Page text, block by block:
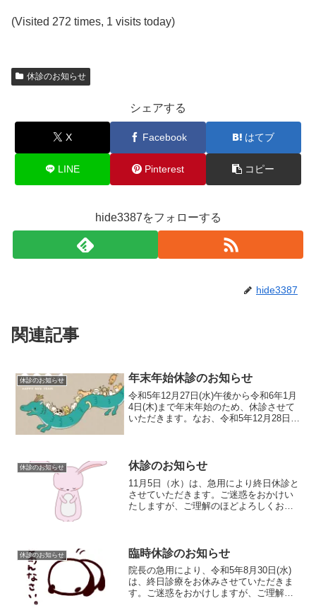
(Visited 272 times, 1 visits today)
休診のお知らせ
シェアする
X Facebook はてブ
LINE Pinterest コピー
hide3387をフォローする
hide3387
関連記事
休診のお知らせ 年末年始休診のお知らせ
令和5年12月27日(水)午後から令和6年1月
4日(木)まで年末年始のため、休診させて
いただきます。なお、令和5年12月28日
休診のお知らせ 休診のお知らせ
11月5日（水）は、急用により終日休診と
させていただきます。ご迷惑をおかけい
たしますが、ご理解のほどよろしくお願
休診のお知らせ 臨時休診のお知らせ
院長の急用により、令和5年8月30日(水)
は、終日診療をお休みさせていただきま
す。ご迷惑をおかけしますが、ご理解を